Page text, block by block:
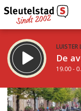
LUISTER
De
19.00 -
STRAKS:
De nacht van